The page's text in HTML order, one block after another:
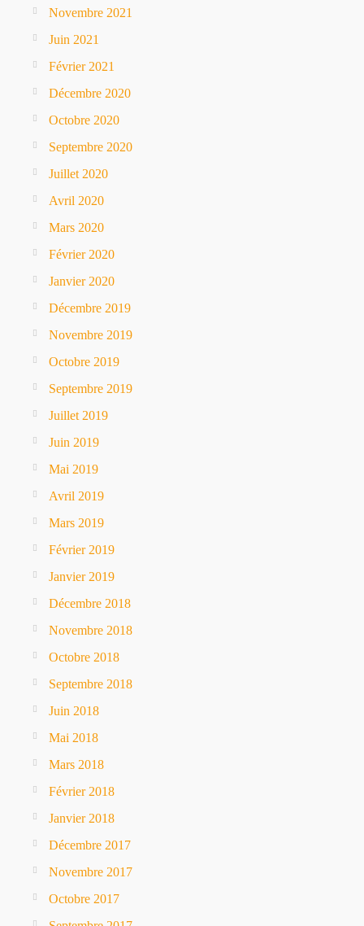
Novembre 2021
Juin 2021
Février 2021
Décembre 2020
Octobre 2020
Septembre 2020
Juillet 2020
Avril 2020
Mars 2020
Février 2020
Janvier 2020
Décembre 2019
Novembre 2019
Octobre 2019
Septembre 2019
Juillet 2019
Juin 2019
Mai 2019
Avril 2019
Mars 2019
Février 2019
Janvier 2019
Décembre 2018
Novembre 2018
Octobre 2018
Septembre 2018
Juin 2018
Mai 2018
Mars 2018
Février 2018
Janvier 2018
Décembre 2017
Novembre 2017
Octobre 2017